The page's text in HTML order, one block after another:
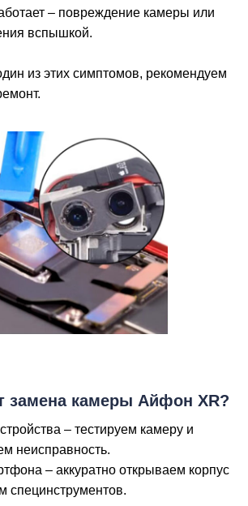
– повреждение камеры или
вспышкой.
из этих симптомов, рекомендуем
замена камеры Айфон XR?
– тестируем камеру и
неисправность.
– аккуратно открываем корпус
специнструментов.